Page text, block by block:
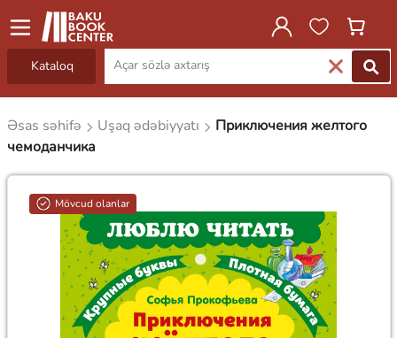
Kataloq
Əsas səhifə Uşaq ədəbiyyatı
Приключения желтого
чемоданчика
Mövcud olanlar